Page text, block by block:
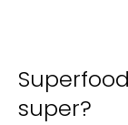
super?
m
e